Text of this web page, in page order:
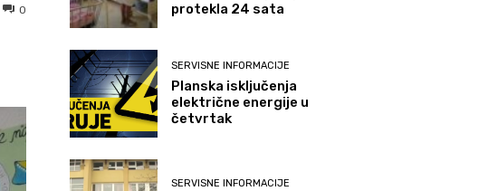
0
protekla 24 sata
SERVISNE INFORMACIJE
Planska isključenja
električne energije u
četvrtak
SERVISNE INFORMACIJE